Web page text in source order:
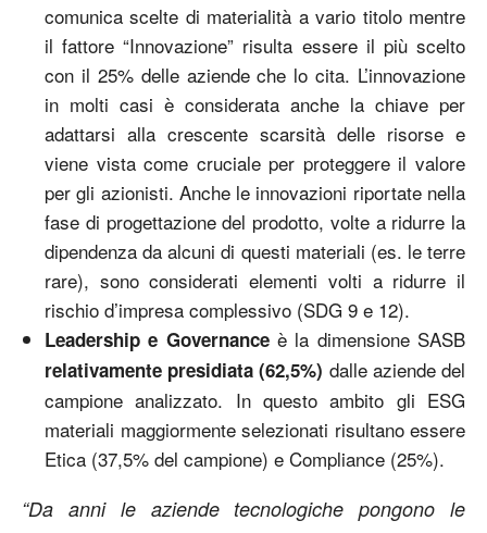
comunica scelte di materialità a vario titolo mentre
il fattore “Innovazione” risulta essere il più scelto
con il 25% delle aziende che lo cita. L’innovazione
in molti casi è considerata anche la chiave per
adattarsi alla crescente scarsità delle risorse e
viene vista come cruciale per proteggere il valore
per gli azionisti. Anche le innovazioni riportate nella
fase di progettazione del prodotto, volte a ridurre la
dipendenza da alcuni di questi materiali (es. le terre
rare), sono considerati elementi volti a ridurre il
rischio d’impresa complessivo (SDG 9 e 12).
Leadership e Governanceè la dimensione SASB
relativamente presidiata (62,5%) dalle aziende del
campione analizzato. In questo ambito gli ESG
materiali maggiormente selezionati risultano essere
Etica (37,5% del campione) e Compliance (25%).
“Da anni le aziende tecnologiche pongono le